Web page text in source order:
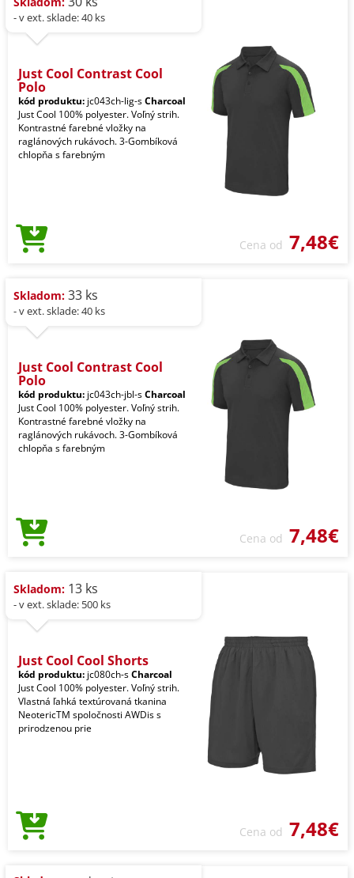
- v ext. sklade: 40 ks
Just Cool Contrast Cool
Polo
kód produktu: jc043ch-lig-sCharcoal
Just Cool 100% polyester. Voľný strih.
Kontrastné farebné vložky na
raglánových rukávoch. 3-Gombíková
chlopňa s farebným
Cena od 7,48€
Skladom: 33 ks
- v ext. sklade: 40 ks
Just Cool Contrast Cool
Polo
kód produktu: jc043ch-jbl-sCharcoal
Just Cool 100% polyester. Voľný strih.
Kontrastné farebné vložky na
raglánových rukávoch. 3-Gombíková
chlopňa s farebným
Cena od 7,48€
Skladom: 13 ks
- v ext. sklade: 500 ks
Just Cool Cool Shorts
kód produktu: jc080ch-sCharcoal
Just Cool 100% polyester. Voľný strih.
Vlastná ľahká textúrovaná tkanina
NeotericTM spoločnosti AWDis s
prirodzenou prie
Cena od 7,48€